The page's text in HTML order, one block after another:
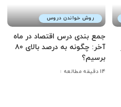
روش خواندن دروس
جمع بندی درس اقتصاد در ماه
آخر: چگونه به درصد بالای 80
برسیم؟
14 دقیقه مطالعه